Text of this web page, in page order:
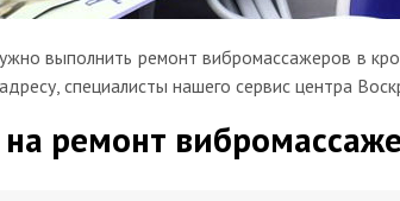
выполнить ремонт вибромассажеров в
специалисты нашего сервис центра
ремонт